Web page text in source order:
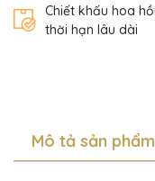
Chiết khấu hoa
thời hạn lâu dài
Mô tả sản phẩm